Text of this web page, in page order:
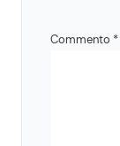
Commento *